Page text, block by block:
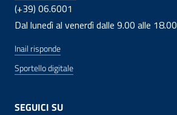
(+39) 06.6001
Dal lunedì al venerdì dalle 9.00 alle 18.00
Inail risponde
Sportello digitale
SEGUICI SU